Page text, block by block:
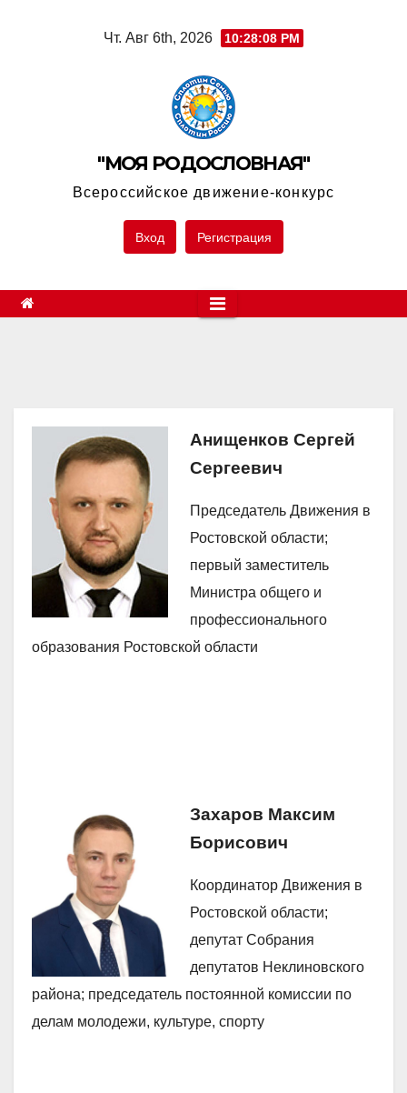
Чт. Авг 6th, 2026 10:28:08 PM
"МОЯ РОДОСЛОВНАЯ"
Всероссийское движение-конкурс
Вход Регистрация
Анищенков Сергей
Сергеевич
Председатель Движения в
Ростовской области;
первый заместитель
Министра общего и
профессионального
образования Ростовской области
Захаров Максим
Борисович
Координатор Движения в
Ростовской области;
депутат Собрания
депутатов Неклиновского
района; председатель постоянной комиссии по
делам молодежи, культуре, спорту